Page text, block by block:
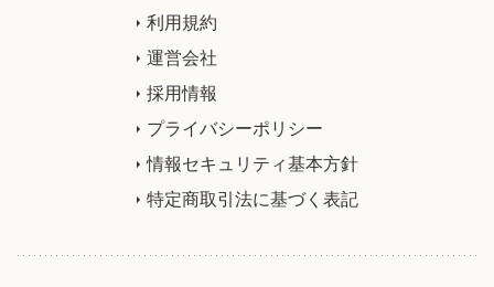
利用規約
運営会社
採用情報
プライバシーポリシー
情報セキュリティ基本方針
特定商取引法に基づく表記